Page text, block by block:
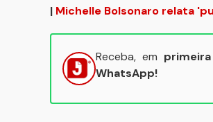
| Michelle Bolsonaro relata
Receba, em
WhatsApp!